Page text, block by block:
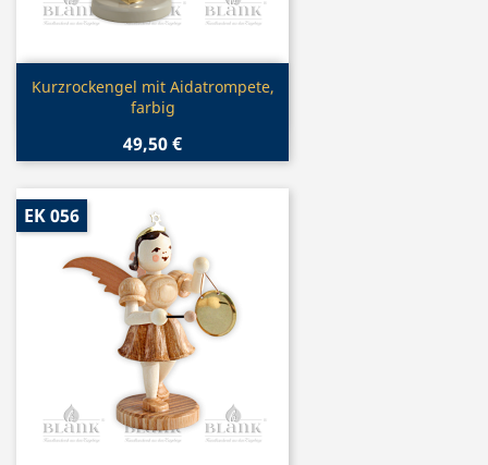
Vorschau
Kurzrockengel mit Aidatrompete,
farbig
49,50 €
EK 056